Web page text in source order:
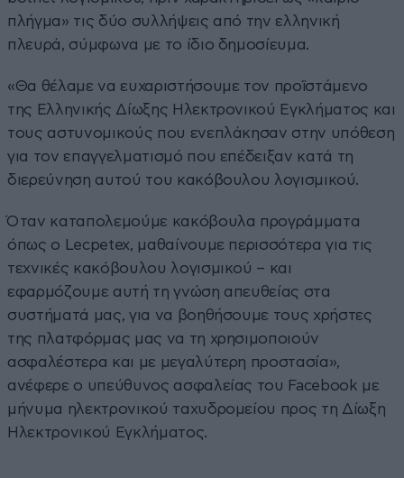
πλήγμα» τις δύο συλλήψεις από την ελληνική
πλευρά, σύμφωνα με το ίδιο δημοσίευμα.
«Θα θέλαμε να ευχαριστήσουμε τον προϊστάμενο
της Ελληνικής Δίωξης Ηλεκτρονικού Εγκλήματος και
τους αστυνομικούς που ενεπλάκησαν στην υπόθεση
για τον επαγγελματισμό που επέδειξαν κατά τη
διερεύνηση αυτού του κακόβουλου λογισμικού.
Όταν καταπολεμούμε κακόβουλα προγράμματα
όπως ο Lecpetex, μαθαίνουμε περισσότερα για τις
τεχνικές κακόβουλου λογισμικού – και
εφαρμόζουμε αυτή τη γνώση απευθείας στα
συστήματά μας, για να βοηθήσουμε τους χρήστες
της πλατφόρμας μας να τη χρησιμοποιούν
ασφαλέστερα και με μεγαλύτερη προστασία»,
ανέφερε ο υπεύθυνος ασφαλείας του Facebook με
μήνυμα ηλεκτρονικού ταχυδρομείου προς τη Δίωξη
Ηλεκτρονικού Εγκλήματος.